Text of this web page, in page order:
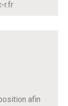
r.fr
afin